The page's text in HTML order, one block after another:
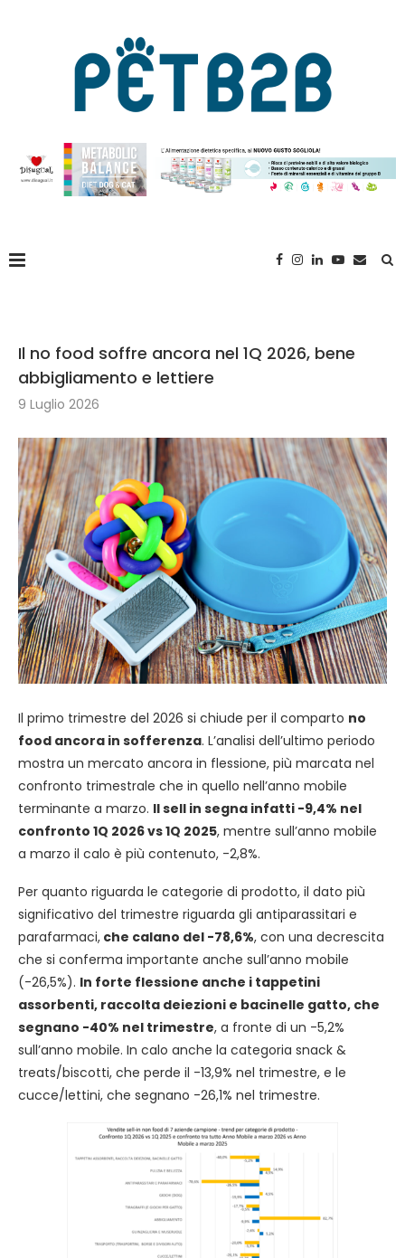
Il no food soffre ancora nel 1Q 2026, bene
abbigliamento e lettiere
9 Luglio 2026
Il primo trimestre del 2026 si chiude per il comparto no
food ancora in sofferenza. L’analisi dell’ultimo periodo
mostra un mercato ancora in flessione, più marcata nel
confronto trimestrale che in quello nell’anno mobile
terminante a marzo. Il sell in segna infatti -9,4% nel
confronto 1Q 2026 vs 1Q 2025, mentre sull’anno mobile
a marzo il calo è più contenuto, -2,8%.
Per quanto riguarda le categorie di prodotto, il dato più
significativo del trimestre riguarda gli antiparassitari e
parafarmaci, che calano del -78,6%, con una decrescita
che si conferma importante anche sull’anno mobile
(-26,5%). In forte flessione anche i tappetini
assorbenti, raccolta deiezioni e bacinelle gatto, che
segnano -40% nel trimestre, a fronte di un -5,2%
sull’anno mobile. In calo anche la categoria snack &
treats/biscotti, che perde il -13,9% nel trimestre, e le
cucce/lettini, che segnano -26,1% nel trimestre.